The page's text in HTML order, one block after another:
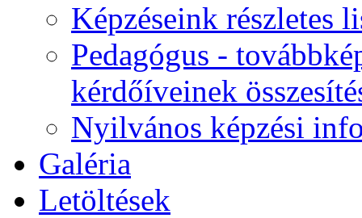
Képzéseink részletes
Pedagógus -
kérdőíveinek
Nyilvános képzési
Galéria
Letöltések